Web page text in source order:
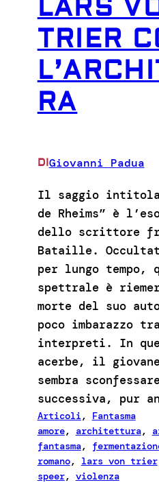
LARS
TRIER
RA
DIGiovanni Padua
Il saggio
de Rheims” è
dello scrittore
Bataille.
per lungo tempo,
spettrale è
morte del suo
poco imbarazzo
interpreti. In
acerbe, il
sembra
successiva, pur
Articoli, Fantasma
amore, architettura,
fantasma,
romano, lars von trier
speer, violenza